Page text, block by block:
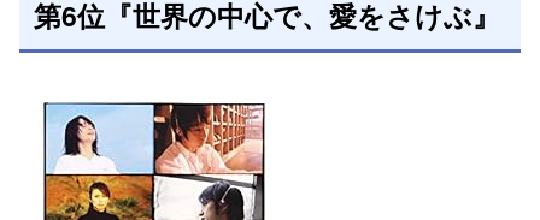
第6位『世界の中心で、愛をさけぶ』